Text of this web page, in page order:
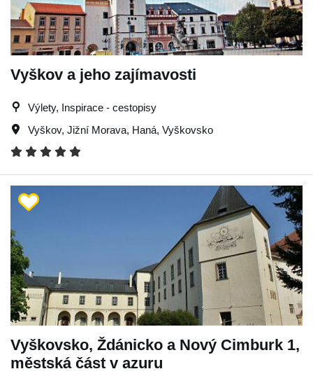
Vyškov a jeho zajímavosti
Výlety, Inspirace - cestopisy
Vyškov, Jižní Morava, Haná, Vyškovsko
Vyškovsko, Ždánicko a Nový Cimburk 1,
městská část v azuru